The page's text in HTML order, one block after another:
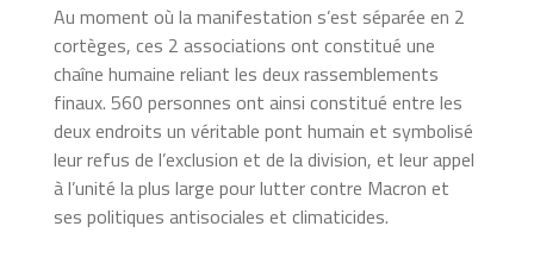
Au moment où la manifestation s’est séparée en 2
cortèges, ces 2 associations ont constitué une
chaîne humaine reliant les deux rassemblements
finaux. 560 personnes ont ainsi constitué entre les
deux endroits un véritable pont humain et symbolisé
leur refus de l’exclusion et de la division, et leur appel
à l’unité la plus large pour lutter contre Macron et
ses politiques antisociales et climaticides.